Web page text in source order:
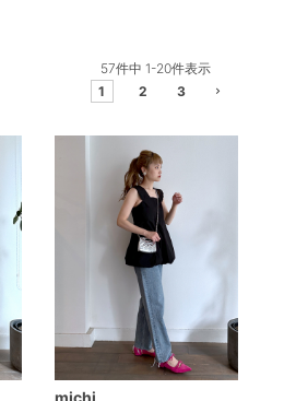
57件中 1-20件表示
1
2 3
michi